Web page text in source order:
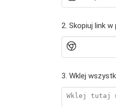
2. Skopiuj link
3. Wklej